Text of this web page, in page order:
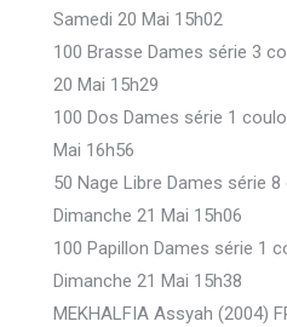
Samedi 20 Mai 15h02
100 Brasse Dames série 3
20 Mai 15h29
100 Dos Dames série 1
Mai 16h56
50 Nage Libre Dames série 8
Dimanche 21 Mai 15h06
100 Papillon Dames série 1
Dimanche 21 Mai 15h38
MEKHALFIA Assyah (2004)